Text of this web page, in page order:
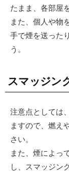
たまま、各部屋
また、個人や物
手で煙を送った
う。
スマッジン
注意点としては
ますので、燃え
さい。
また、煙によっ
し、スマッジン